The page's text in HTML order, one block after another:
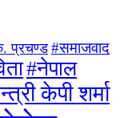
प्रचण्ड#समाजवाद
#नेपाल
केपी शर्मा